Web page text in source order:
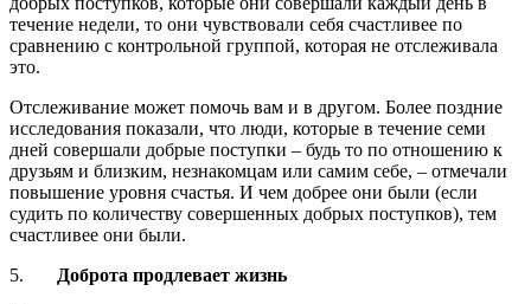
течение недели, то они чувствовали себя счастливее по
сравнению с контрольной группой, которая не отслеживала
это.
Отслеживание может помочь вам и в другом. Более поздние
исследования показали, что люди, которые в течение семи
дней совершали добрые поступки – будь то по отношению к
друзьям и близким, незнакомцам или самим себе, – отмечали
повышение уровня счастья. И чем добрее они были (если
судить по количеству совершенных добрых поступков), тем
счастливее они были.
5.
Доброта продлевает жизнь